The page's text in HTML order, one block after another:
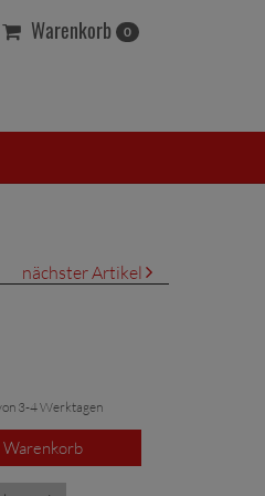
Warenkorb 0
nächster Artikel
3-4 Werktagen
Warenkorb